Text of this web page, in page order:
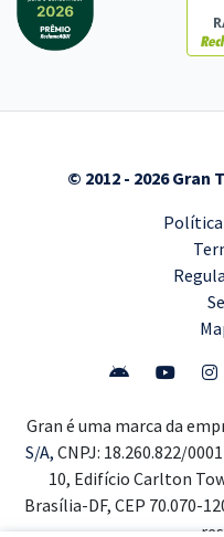
© 2012 - 2026 Gran
Política
Gran é uma marca da
S/A, CNPJ: 18.260.822/
10, Edifício Carlton
Brasília-DF, CEP 70.070-